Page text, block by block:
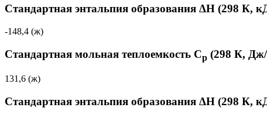
Стандартная энтальпия образования ΔH (298 К,
-148,4 (ж)
Стандартная мольная теплоемкость Cp (298 К,
131,6 (ж)
Стандартная энтальпия образования ΔH (298 К,